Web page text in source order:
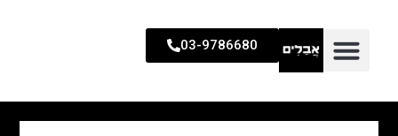
03-9786680